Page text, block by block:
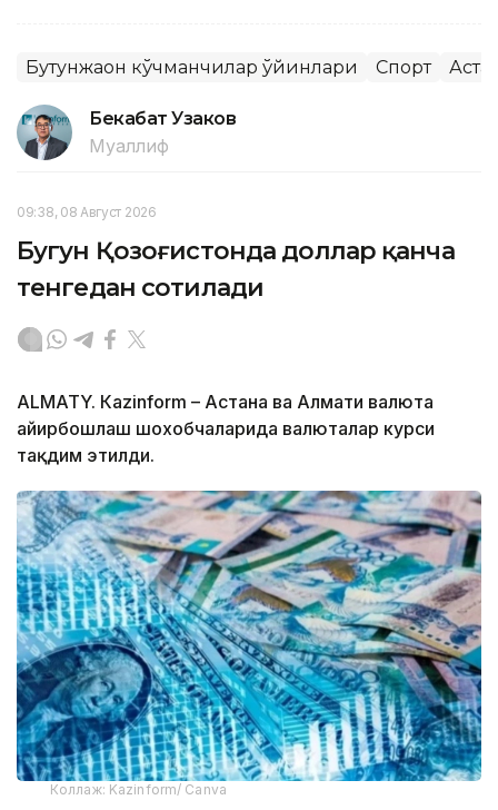
Бутунжаҳон кўчманчилар ўйинлари Спорт
Бекабат Узаков
Муаллиф
09:38, 08 Август 2026
Бугун Қозоғистонда доллар қанча
тенгедан сотилади
ALMATY. Кazinform – Астана ва Алмати валюта
айирбошлаш шохобчаларида валюталар курси
тақдим этилди.
Коллаж: Kazinform/ Canva